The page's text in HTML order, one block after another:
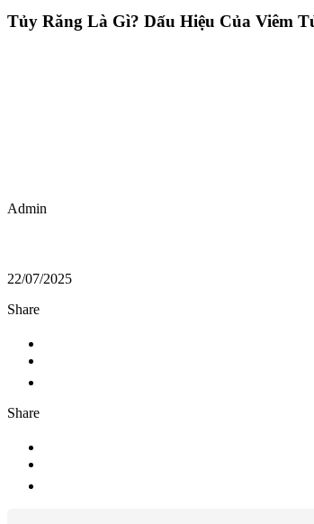
Tủy Răng Là Gì? Dấu Hiệu Của Viêm
Admin
22/07/2025
Share
Share